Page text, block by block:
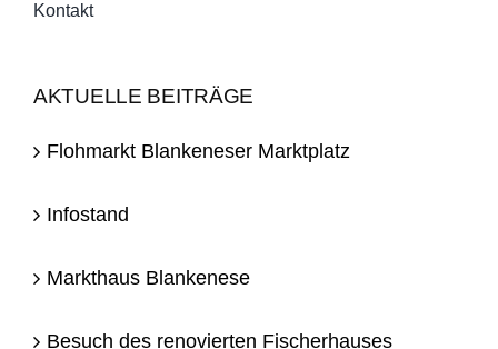
Kontakt
AKTUELLE BEITRÄGE
Flohmarkt Blankeneser Marktplatz
Infostand
Markthaus Blankenese
Besuch des renovierten Fischerhauses